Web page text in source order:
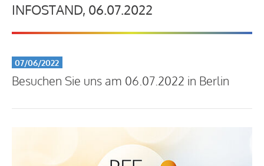
INFOSTAND, 06.07.2022
07/06/2022
Besuchen Sie uns am 06.07.2022 in Berlin